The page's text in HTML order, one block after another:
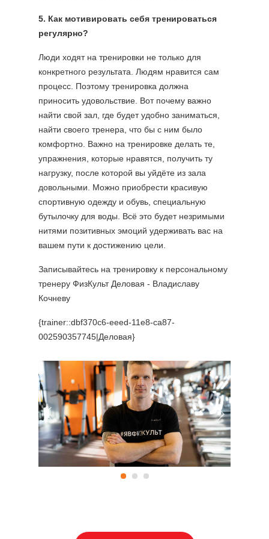
5. Как мотивировать себя тренироваться
регулярно?
Люди ходят на тренировки не только для
конкретного результата. Людям нравится сам
процесс. Поэтому тренировка должна
приносить удовольствие. Вот почему важно
найти свой зал, где будет удобно заниматься,
найти своего тренера, что бы с ним было
комфортно. Важно на тренировке делать те,
упражнения, которые нравятся, получить ту
нагрузку, после которой вы уйдёте из зала
довольными. Можно приобрести красивую
спортивную одежду и обувь, специальную
бутылочку для воды. Всё это будет незримыми
нитями позитивных эмоций удерживать вас на
вашем пути к достижению цели.
Записывайтесь на тренировку к персональному
тренеру ФизКульт Деловая - Владиславу
Кочневу
{trainer::dbf370c6-eeed-11e8-ca87-
002590357745|Деловая}